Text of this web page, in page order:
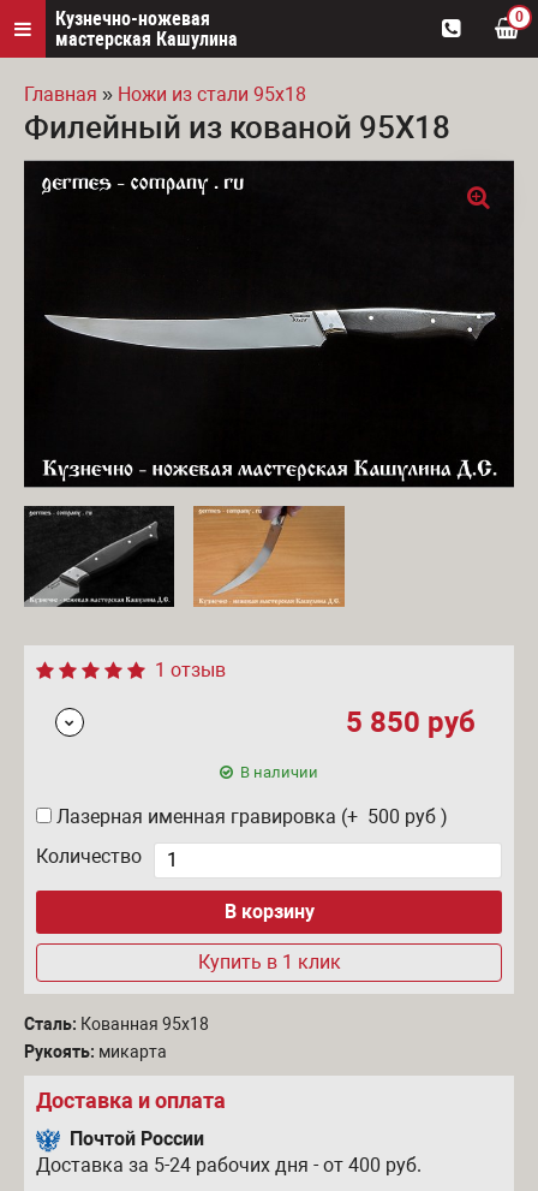
Кузнечно-ножевая
мастерская Кашулина
0
Вы здесь
Главная » Ножи из стали 95х18
Филейный из кованой 95Х18
1 отзыв
5 850 руб
В наличии
Лазерная именная гравировка (+ 500 руб )
Количество
Купить в 1 клик
Сталь: Кованная 95х18
Рукоять: микарта
Доставка и оплата
Почтой России
Доставка за 5-24 рабочих дня - от 400 руб.